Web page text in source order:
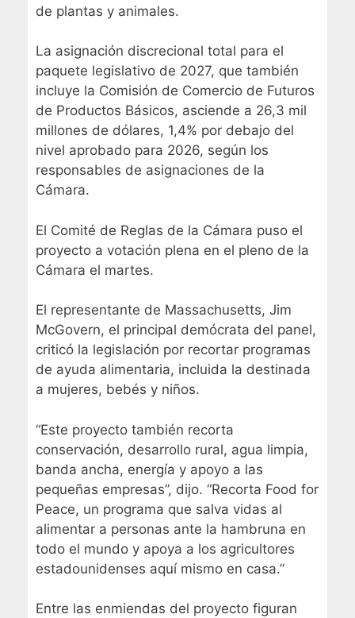
de plantas y animales.
La asignación discrecional total para el
paquete legislativo de 2027, que también
incluye la Comisión de Comercio de Futuros
de Productos Básicos, asciende a 26,3 mil
millones de dólares, 1,4% por debajo del
nivel aprobado para 2026, según los
responsables de asignaciones de la
Cámara.
El Comité de Reglas de la Cámara puso el
proyecto a votación plena en el pleno de la
Cámara el martes.
El representante de Massachusetts, Jim
McGovern, el principal demócrata del panel,
criticó la legislación por recortar programas
de ayuda alimentaria, incluida la destinada
a mujeres, bebés y niños.
“Este proyecto también recorta
conservación, desarrollo rural, agua limpia,
banda ancha, energía y apoyo a las
pequeñas empresas”, dijo. “Recorta Food for
Peace, un programa que salva vidas al
alimentar a personas ante la hambruna en
todo el mundo y apoya a los agricultores
estadounidenses aquí mismo en casa.”
Entre las enmiendas del proyecto figuran